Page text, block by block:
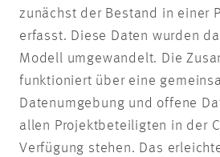
zunächst der Bestand in einer
erfasst. Diese Daten wurden
Modell umgewandelt. Die
funktioniert über eine
Datenumgebung und offene
allen Projektbeteiligten in der
Verfügung stehen. Das